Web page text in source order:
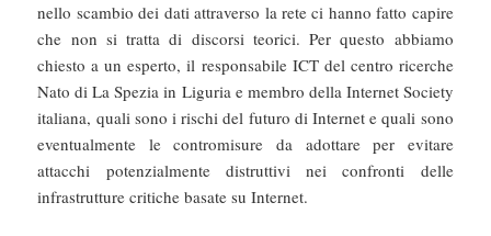
nello scambio dei dati attraverso la rete ci hanno fatto capire
che non si tratta di discorsi teorici. Per questo abbiamo
chiesto a un esperto, il responsabile ICT del centro ricerche
Nato di La Spezia in Liguria e membro della Internet Society
italiana, quali sono i rischi del futuro di Internet e quali sono
eventualmente le contromisure da adottare per evitare
attacchi potenzialmente distruttivi nei confronti delle
infrastrutture critiche basate su Internet.